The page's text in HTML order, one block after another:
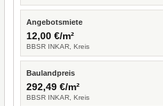
Angebotsmiete
12,00 €/m²
BBSR INKAR, Kreis
Baulandpreis
292,49 €/m²
BBSR INKAR, Kreis